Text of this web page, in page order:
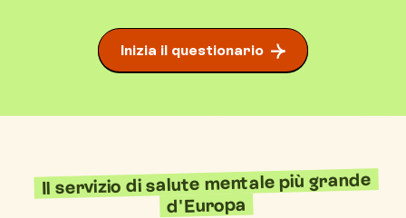
Inizia il questionario
Il servizio di salute mentale più grande
d'Europa